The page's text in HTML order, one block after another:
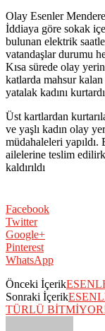
Olay Esenler
İddiaya göre sokak
bulunan elektrik
vatandaşlar durumu
Kısa sürede olay
katlarda mahsur
yatalak kadını
Üst kartlardan
ve yaşlı kadın olay
müdahaleleri
ailelerine teslim
kaldırıldı
Facebook
Twitter
Google+
Pinterest
WhatsApp
Önceki İçerik
Sonraki İçerik
TÜRLÜ